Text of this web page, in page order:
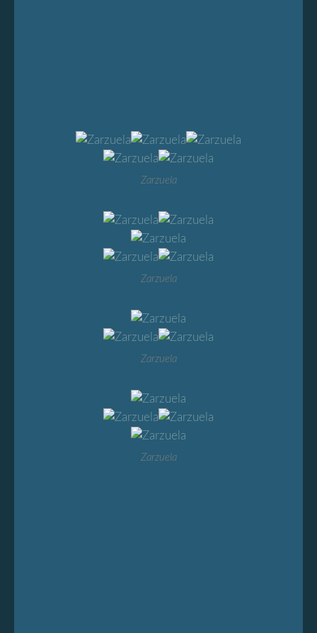
Zarzuela
Zarzuela
Zarzuela
Zarzuela